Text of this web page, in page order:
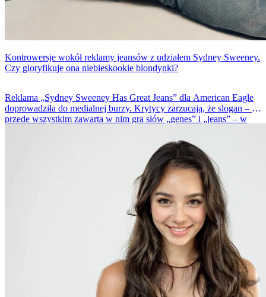
Kontrowersje wokół reklamy jeansów z udziałem Sydney Sweeney.
Czy gloryfikuje ona niebieskookie blondynki?
Reklama „Sydney Sweeney Has Great Jeans” dla American Eagle
doprowadziła do medialnej burzy. Krytycy zarzucają, że slogan – a
przede wszystkim zawarta w nim gra słów „genes” i „jeans” – w
do eugeniki i supremacji białych. Czy naprawdę jest tu czym się